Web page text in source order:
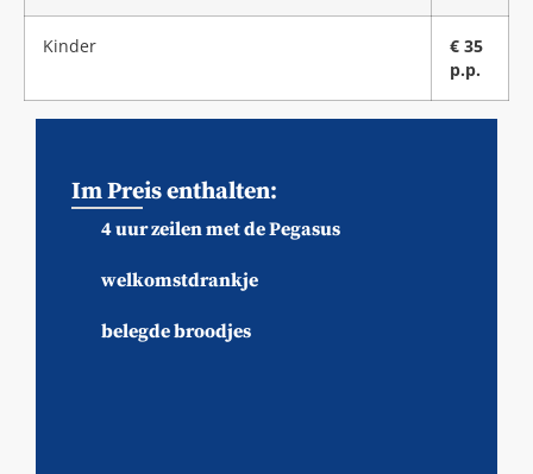
Kinder
€ 35
p.p.
Im Preis enthalten:
4 uur zeilen met de Pegasus
welkomstdrankje
belegde broodjes